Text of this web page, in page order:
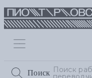
Поиск